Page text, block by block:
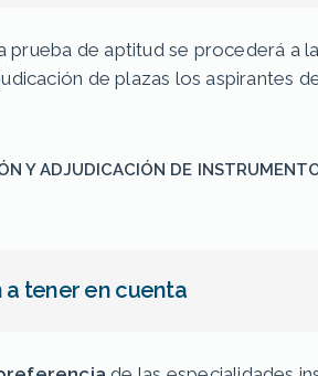
prueba de aptitud se procederá a la
de plazas los aspirantes
Y ADJUDICACIÓN DE
a tener en cuenta